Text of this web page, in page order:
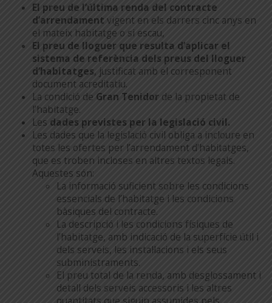
El preu de l’última renda del contracte
d’arrendamentvigent en els darrers cinc anys en
el mateix habitatge o si escau,
El preu de lloguer que resulta d’aplicar el
sistema de referència dels preus del lloguer
d’habitatges, justificat amb el corresponent
document acreditatiu.
La condició de Gran Tenidor de la propietat de
l’habitatge.
Les dades previstes per la legislació civil.
Les dades que la legislació civil obliga a incloure en
totes les ofertes per l’arrendament d’habitatges,
que es troben incloses en altres textos legals.
Aquestes són:
La informació suficient sobre les condicions
essencials de l’habitatge i les condicions
bàsiques del contracte.
La descripció i les condicions físiques de
l’habitatge, amb indicació de la superfície útil i
dels serveis, les instal·lacions i els seus
subministraments.
El preu total de la renda, amb desglossament i
detall dels serveis accessoris i les altres